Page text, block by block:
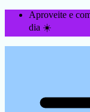
Aproveite e
dia ☀️